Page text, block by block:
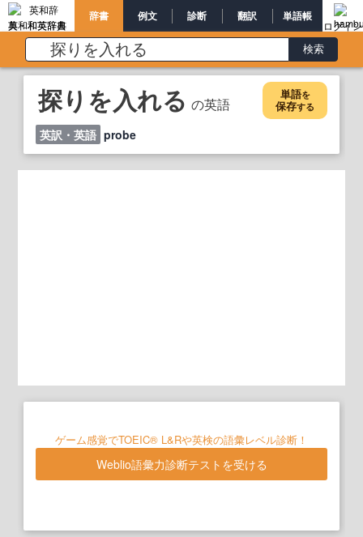
英和和英辞書
辞書 例文 診断 翻訳 単語帳
ログイン
探りを入れる の英語
単語を
保存する
英訳・英語 probe
ゲーム感覚でTOEIC® L&Rや英検の語彙レベル診断！
Weblio語彙力診断テストを受ける